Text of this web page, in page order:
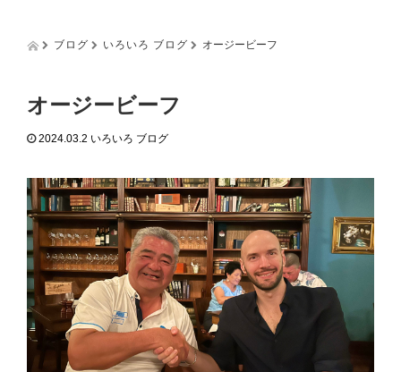
t
o
n
ブログ いろいろ ブログ オージービーフ
オージービーフ
2024.03.2 いろいろ ブログ